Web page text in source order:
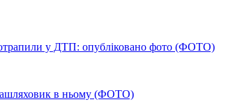
у ДТП: опубліковано фото (ФОТО)
в ньому (ФОТО)